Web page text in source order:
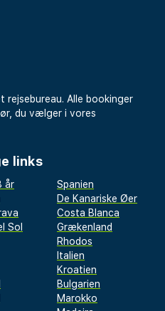
rejsebureau. Alle bookinger
du vælger i vores
links
år
Spanien
De Kanariske Øer
Costa Blanca
Sol
Grækenland
Rhodos
Italien
Kroatien
Bulgarien
Marokko